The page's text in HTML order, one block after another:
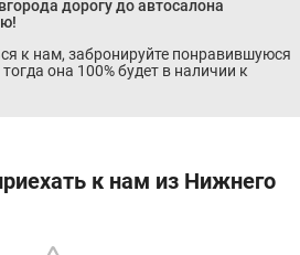
дорогу до автосалона
к нам, забронируйте понравившуюся
она 100% будет в наличии к
к нам из Нижнего